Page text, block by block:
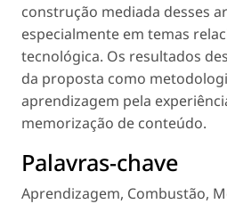
construção mediada desses
especialmente em temas
tecnológica. Os resultados
da proposta como
aprendizagem pela
memorização de conteúdo.
Palavras-chave
Aprendizagem, Combustão,